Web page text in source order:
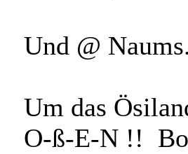
Und @
Um das
O-ß-E-N !!